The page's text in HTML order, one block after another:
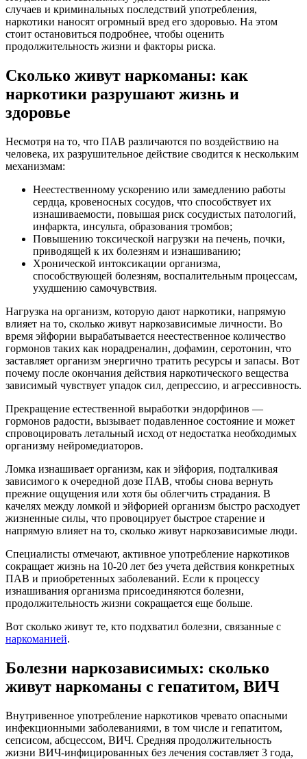
случаев и криминальных последствий употребления,
наркотики наносят огромный вред его здоровью. На этом
стоит остановиться подробнее, чтобы оценить
продолжительность жизни и факторы риска.
Сколько живут наркоманы: как
наркотики разрушают жизнь и
здоровье
Несмотря на то, что ПАВ различаются по воздействию на
человека, их разрушительное действие сводится к нескольким
механизмам:
Неестественному ускорению или замедлению работы
сердца, кровеносных сосудов, что способствует их
изнашиваемости, повышая риск сосудистых патологий,
инфаркта, инсульта, образования тромбов;
Повышению токсической нагрузки на печень, почки,
приводящей к их болезням и изнашиванию;
Хронической интоксикации организма,
способствующей болезням, воспалительным процессам,
ухудшению самочувствия.
Нагрузка на организм, которую дают наркотики, напрямую
влияет на то, сколько живут наркозависимые личности. Во
время эйфории вырабатывается неестественное количество
гормонов таких как норадреналин, дофамин, серотонин, что
заставляет организм энергично тратить ресурсы и запасы. Вот
почему после окончания действия наркотического вещества
зависимый чувствует упадок сил, депрессию, и агрессивность.
Прекращение естественной выработки эндорфинов —
гормонов радости, вызывает подавленное состояние и может
спровоцировать летальный исход от недостатка необходимых
организму нейромедиаторов.
Ломка изнашивает организм, как и эйфория, подталкивая
зависимого к очередной дозе ПАВ, чтобы снова вернуть
прежние ощущения или хотя бы облегчить страдания. В
качелях между ломкой и эйфорией организм быстро расходует
жизненные силы, что провоцирует быстрое старение и
напрямую влияет на то, сколько живут наркозависимые люди.
Специалисты отмечают, активное употребление наркотиков
сокращает жизнь на 10-20 лет без учета действия конкретных
ПАВ и приобретенных заболеваний. Если к процессу
изнашивания организма присоединяются болезни,
продолжительность жизни сокращается еще больше.
Вот сколько живут те, кто подхватил болезни, связанные с
наркоманией.
Болезни наркозависимых: сколько
живут наркоманы с гепатитом, ВИЧ
Внутривенное употребление наркотиков чревато опасными
инфекционными заболеваниями, в том числе и гепатитом,
сепсисом, абсцессом, ВИЧ. Средняя продолжительность
жизни ВИЧ-инфицированных без лечения составляет 3 года,